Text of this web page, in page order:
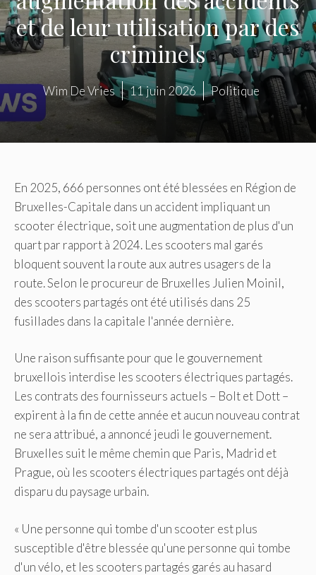
et de leur utilisation par des
criminels
Wim De Vries 11 juin 2026 Politique
En 2025, 666 personnes ont été blessées en Région de
Bruxelles-Capitale dans un accident impliquant un
scooter électrique, soit une augmentation de plus d'un
quart par rapport à 2024. Les scooters mal garés
bloquent souvent la route aux autres usagers de la
route. Selon le procureur de Bruxelles Julien Moinil,
des scooters partagés ont été utilisés dans 25
fusillades dans la capitale l'année dernière.
Une raison suffisante pour que le gouvernement
bruxellois interdise les scooters électriques partagés.
Les contrats des fournisseurs actuels – Bolt et Dott –
expirent à la fin de cette année et aucun nouveau contrat
ne sera attribué, a annoncé jeudi le gouvernement.
Bruxelles suit le même chemin que Paris, Madrid et
Prague, où les scooters électriques partagés ont déjà
disparu du paysage urbain.
« Une personne qui tombe d'un scooter est plus
susceptible d'être blessée qu'une personne qui tombe
d'un vélo, et les scooters partagés garés au hasard